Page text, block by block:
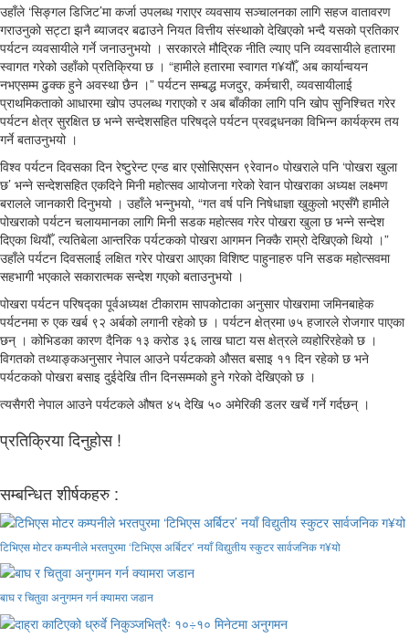
उहाँले ‘सिङ्गल डिजिट’मा कर्जा उपलब्ध गराएर व्यवसाय सञ्चालनका लागि सहज वातावरण
गराउनुको सट्टा झनै ब्याजदर बढाउने नियत वित्तीय संस्थाको देखिएको भन्दै यसको प्रतिकार
पर्यटन व्यवसायीले गर्ने जनाउनुभयो । सरकारले मौद्रिक नीति ल्याए पनि व्यवसायीले हतारमा
स्वागत गरेको उहाँको प्रतिक्रिया छ । “हामीले हतारमा स्वागत ग¥यौँ, अब कार्यान्वयन
नभएसम्म ढुक्क हुने अवस्था छैन ।” पर्यटन सम्बद्ध मजदुर, कर्मचारी, व्यवसायीलाई
प्राथमिकताको आधारमा खोप उपलब्ध गराएको र अब बाँकीका लागि पनि खोप सुनिश्चित गरेर
पर्यटन क्षेत्र सुरक्षित छ भन्ने सन्देशसहित परिषद्ले पर्यटन प्रवद्र्धनका विभिन्न कार्यक्रम तय
गर्ने बताउनुभयो ।
विश्व पर्यटन दिवसका दिन रेष्टुरेन्ट एन्ड बार एसोसिएसन ९रेवान० पोखराले पनि ‘पोखरा खुला
छ’ भन्ने सन्देशसहित एकदिने मिनी महोत्सव आयोजना गरेको रेवान पोखराका अध्यक्ष लक्ष्मण
बरालले जानकारी दिनुभयो । उहाँले भन्नुभयो, “गत वर्ष पनि निषेधाज्ञा खुकुलो भएसँगै हामीले
पोखराको पर्यटन चलायमानका लागि मिनी सडक महोत्सव गरेर पोखरा खुला छ भन्ने सन्देश
दिएका थियौँ, त्यतिबेला आन्तरिक पर्यटकको पोखरा आगमन निक्कै राम्रो देखिएको थियो ।”
उहाँले पर्यटन दिवसलाई लक्षित गरेर पोखरा आएका विशिष्ट पाहुनाहरु पनि सडक महोत्सवमा
सहभागी भएकाले सकारात्मक सन्देश गएको बताउनुभयो ।
पोखरा पर्यटन परिषद्का पूर्वअध्यक्ष टीकाराम सापकोटाका अनुसार पोखरामा जमिनबाहेक
पर्यटनमा रु एक खर्ब ९२ अर्बको लगानी रहेको छ । पर्यटन क्षेत्रमा ७५ हजारले रोजगार पाएका
छन् । कोभिडका कारण दैनिक १३ करोड ३६ लाख घाटा यस क्षेत्रले व्यहोरिरहेको छ ।
विगतको तथ्याङ्कअनुसार नेपाल आउने पर्यटकको औसत बसाइ ११ दिन रहेको छ भने
पर्यटकको पोखरा बसाइ दुईदेखि तीन दिनसम्मको हुने गरेको देखिएको छ ।
त्यसैगरी नेपाल आउने पर्यटकले औषत ४५ देखि ५० अमेरिकी डलर खर्चे गर्ने गर्दछन् ।
प्रतिक्रिया दिनुहोस !
सम्बन्धित शीर्षकहरु :
टिभिएस मोटर कम्पनीले भरतपुरमा ‘टिभिएस अर्बिटर’ नयाँ विद्युतीय स्कुटर सार्वजनिक ग¥यो
बाघ र चितुवा अनुगमन गर्न क्यामरा जडान